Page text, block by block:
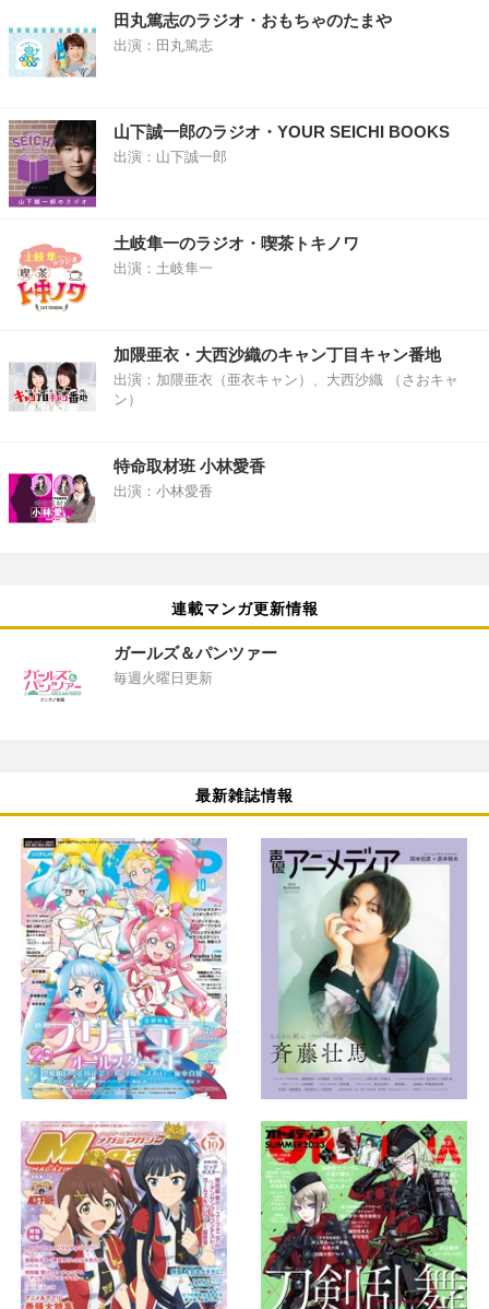
田丸篤志のラジオ・おもちゃのたまや
出演：田丸篤志
山下誠一郎のラジオ・YOUR SEICHI BOOKS
出演：山下誠一郎
土岐隼一のラジオ・喫茶トキノワ
出演：土岐隼一
加隈亜衣・大西沙織のキャン丁目キャン番地
出演：加隈亜衣（亜衣キャン）、大西沙織 （さおキャ
ン）
特命取材班 小林愛香
出演：小林愛香
連載マンガ更新情報
ガールズ＆パンツァー
毎週火曜日更新
最新雑誌情報